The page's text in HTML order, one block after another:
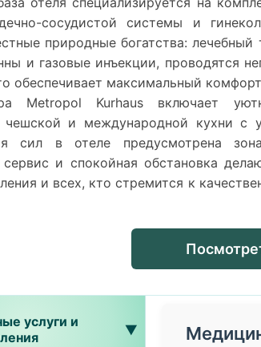
сосудистой системы и
природные богатства:
и газовые инъекции, проводятся
обеспечивает максимальный
Metropol Kurhaus включает
чешской и международной кухни с
сил в отеле предусмотрена
сервис и спокойная обстановка
и всех, кто стремится к
услуги и